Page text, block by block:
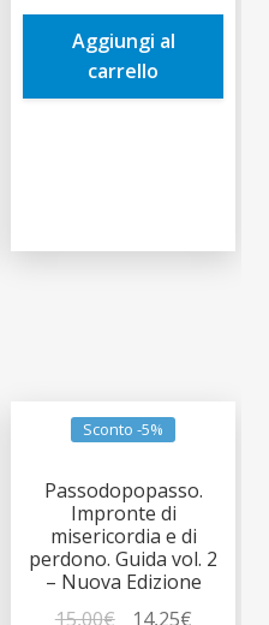
era:
10,00€.
è:
Aggiungi al
carrello
Sconto -5%
Passodopopasso.
Impronte di
misericordia e di
perdono. Guida vol. 2
– Nuova Edizione
15,00€ 14,25€Il